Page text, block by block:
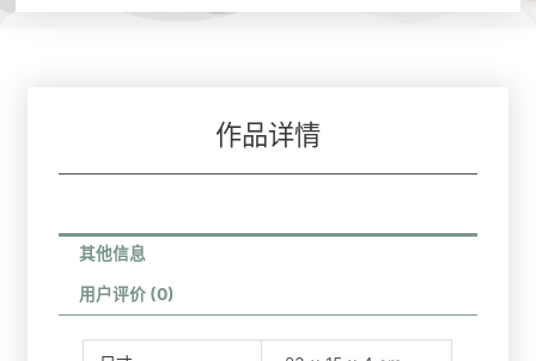
作品详情
其他信息
用户评价 (0)